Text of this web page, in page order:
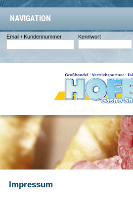
//
NAVIGATION
Email / Kundennummer Kennwort
Impressum